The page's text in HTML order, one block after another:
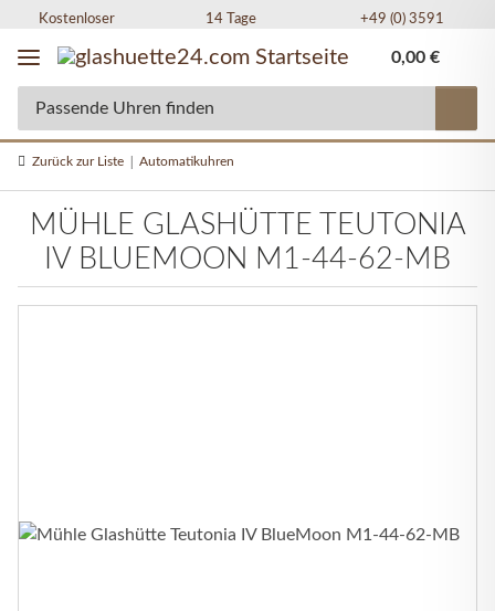
Kostenloser
14 Tage
+49 (0) 3591
0,00 €
Zurück zur Liste Automatikuhren
MÜHLE GLASHÜTTE TEUTONIA
IV BLUEMOON M1-44-62-MB